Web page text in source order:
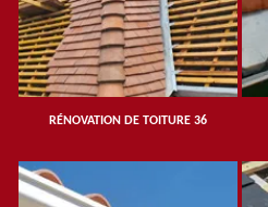
RÉNOVATION DE TOITURE 36